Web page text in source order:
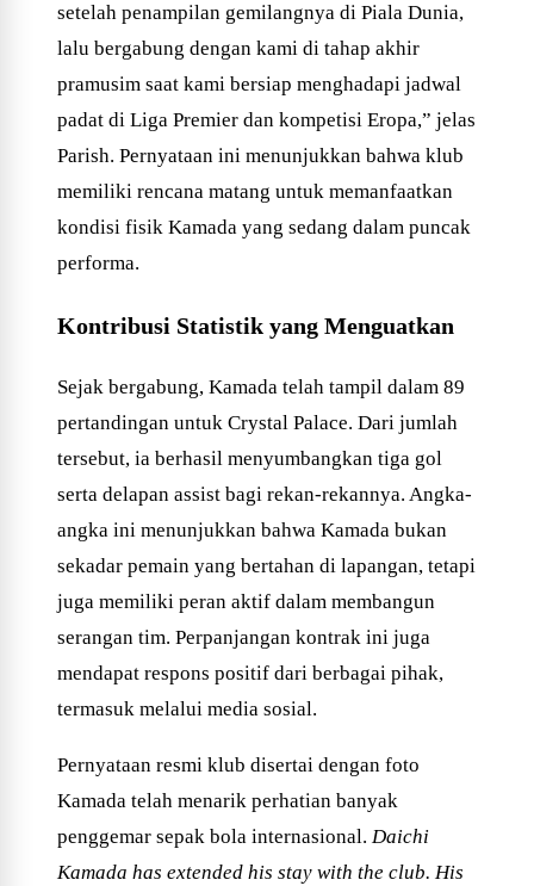
setelah penampilan gemilangnya di Piala Dunia,
lalu bergabung dengan kami di tahap akhir
pramusim saat kami bersiap menghadapi jadwal
padat di Liga Premier dan kompetisi Eropa,” jelas
Parish. Pernyataan ini menunjukkan bahwa klub
memiliki rencana matang untuk memanfaatkan
kondisi fisik Kamada yang sedang dalam puncak
performa.
Kontribusi Statistik yang Menguatkan
Sejak bergabung, Kamada telah tampil dalam 89
pertandingan untuk Crystal Palace. Dari jumlah
tersebut, ia berhasil menyumbangkan tiga gol
serta delapan assist bagi rekan-rekannya. Angka-
angka ini menunjukkan bahwa Kamada bukan
sekadar pemain yang bertahan di lapangan, tetapi
juga memiliki peran aktif dalam membangun
serangan tim. Perpanjangan kontrak ini juga
mendapat respons positif dari berbagai pihak,
termasuk melalui media sosial.
Pernyataan resmi klub disertai dengan foto
Kamada telah menarik perhatian banyak
penggemar sepak bola internasional. Daichi
Kamada has extended his stay with the club. His